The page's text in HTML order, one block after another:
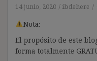
14 junio, 2020 ibdehere
Nota:
El propósito de este
forma totalmente